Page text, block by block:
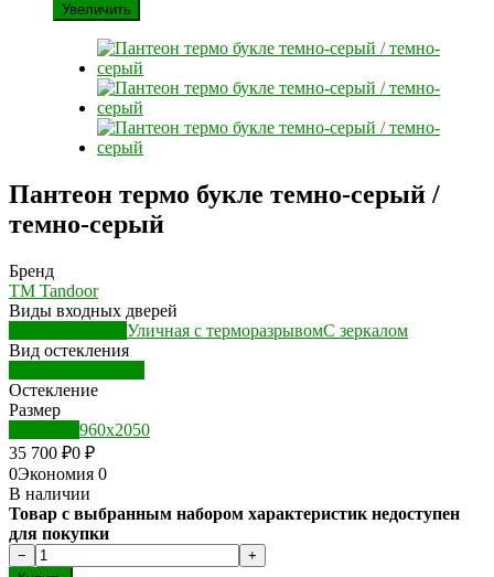
Увеличить
Пантеон термо букле темно-серый /
темно-серый
Бренд
ТМ Tandoor
Виды входных дверей
Уличная с терморазрывомС зеркалом
Вид остекления
Остекление
Размер
960х2050
35 700 ₽0 ₽
0Экономия 0
В наличии
Товар с выбранным набором характеристик недоступен
для покупки